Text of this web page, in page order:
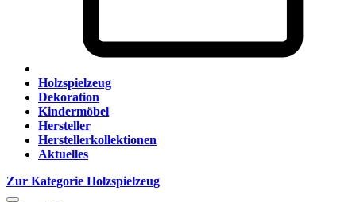
Holzspielzeug
Dekoration
Kindermöbel
Hersteller
Herstellerkollektionen
Aktuelles
Zur Kategorie Holzspielzeug